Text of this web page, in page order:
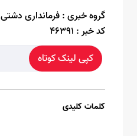
گروه خبری :فرمانداری دشتی
کد خبر : 46391
کپی لینک کوتاه
کلمات کلیدی